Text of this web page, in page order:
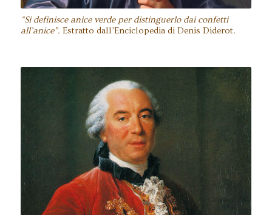
“Si definisce anice verde per distinguerlo dai confetti
all’anice”. Estratto dall’Enciclopedia di Denis Diderot.
George Buffon (1707-1788), naturalista,
biologo matematico, scrittore e
accademico.